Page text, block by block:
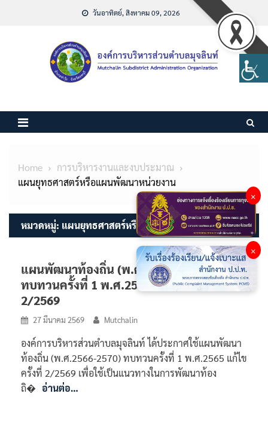
วันอาทิตย์, สิงหาคม 09, 2026
Home
การบริหารงานและงบประมาณ
แผนยุทธศาสตร์หรือแผนพัฒนาหน่วยงาน
หมวดหมู่: แผนยุทธศาสตร์หรือแผนพัฒนาหน่วยงาน
แผนพัฒนาท้องถิ่น (พ.ศ.2566-2570)
ทบทวนครั้งที่ 1 พ.ศ.2565 แก้ไขครั้งที่
2/2569
27 มีนาคม 2569 Mutchalin
องค์การบริหารส่วนตำบลมุจลินท์ ได้ประกาศใช้แผนพัฒนา
ท้องถิ่น (พ.ศ.2566-2570) ทบทวนครั้งที่ 1 พ.ศ.2565 แก้ไข
ครั้งที่ 2/2569 เพื่อใช้เป็นแนวทางในการพัฒนาท้อง
ถิ� อ่านต่อ…
×
×